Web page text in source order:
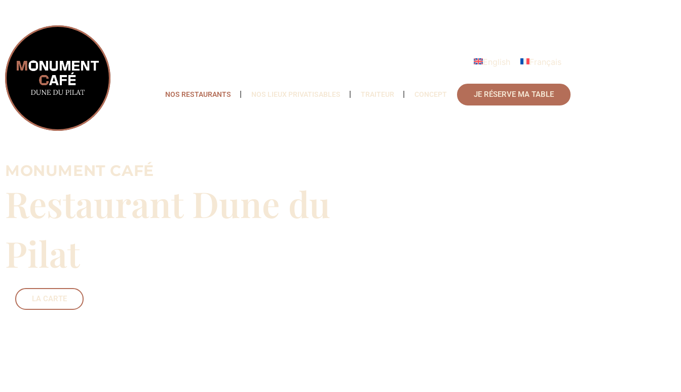
English Français
NOS RESTAURANTS NOS LIEUX PRIVATISABLES TRAITEUR CONCEPT JE RÉSERVE MA TABLE
MONUMENT CAFÉ
Restaurant Dune du
Pilat
LA CARTE